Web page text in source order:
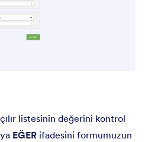
listesinin değerini kontrol
EĞER ifadesini formumuzun